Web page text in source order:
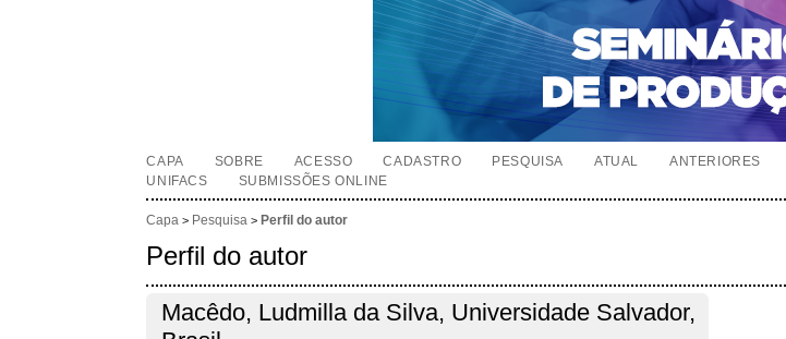
CAPA SOBRE ACESSO CADASTRO PESQUISA ATUAL ANTERIORES
UNIFACS
SUBMISSÕES ONLINE
Capa > Pesquisa > Perfil do autor
Perfil do autor
Macêdo, Ludmilla da Silva, Universidade Salvador,